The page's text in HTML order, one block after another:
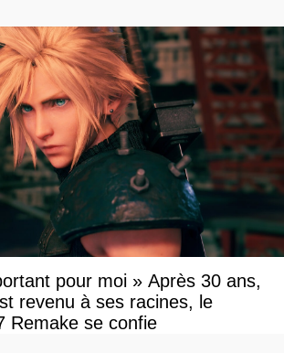
pour moi » Après 30 ans,
revenu à ses racines, le
Remake se confie